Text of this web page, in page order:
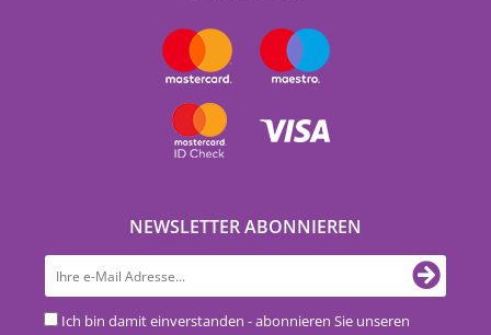
NEWSLETTER ABONNIEREN
Ich bin damit einverstanden - abonnieren Sie unseren